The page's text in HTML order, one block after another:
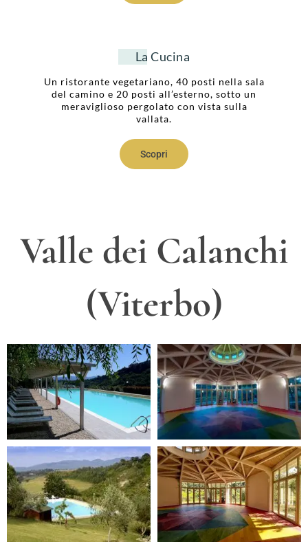
La Cucina
Un ristorante vegetariano, 40 posti nella sala
del camino e 20 posti all’esterno, sotto un
meraviglioso pergolato con vista sulla
vallata.
Scopri
Valle dei Calanchi
(Viterbo)